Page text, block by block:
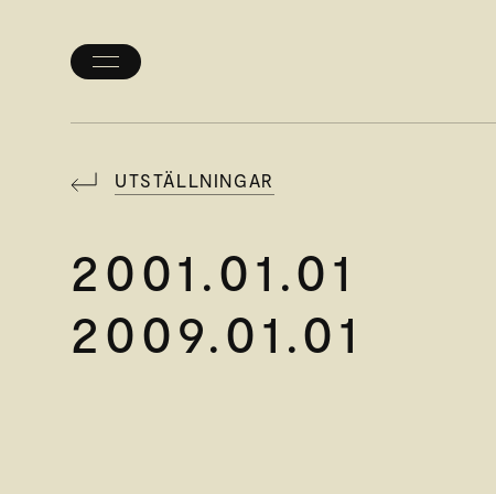
Öppna/stäng
UTSTÄLLNINGAR
2001.01.01
2009.01.01